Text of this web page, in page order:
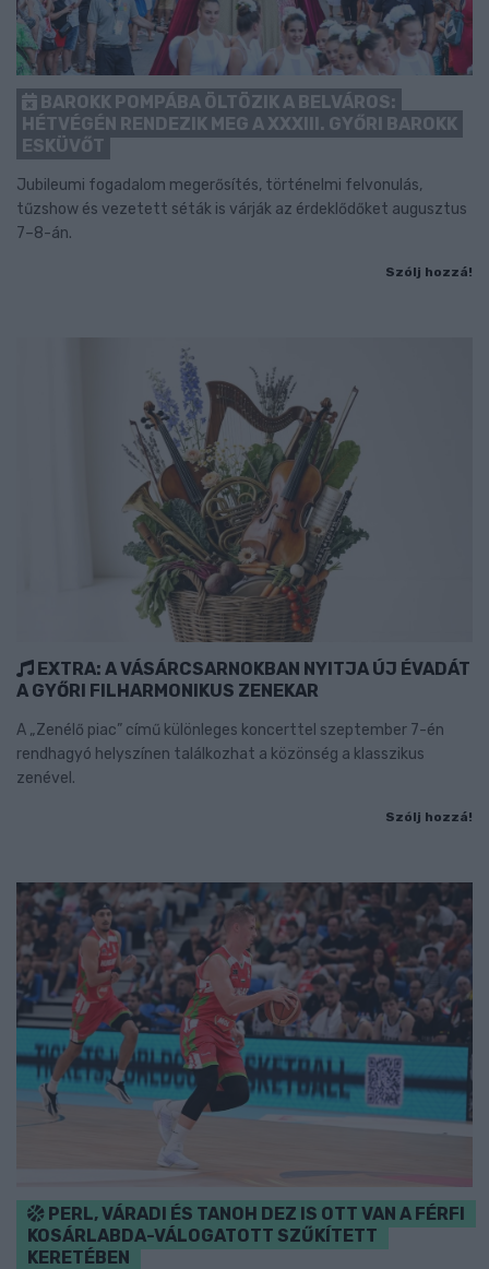
BAROKK POMPÁBA ÖLTÖZIK A BELVÁROS:
HÉTVÉGÉN RENDEZIK MEG A XXXIII. GYŐRI BAROKK
ESKÜVŐT
Jubileumi fogadalom megerősítés, történelmi felvonulás,
tűzshow és vezetett séták is várják az érdeklődőket augusztus
7–8-án.
Szólj hozzá!
EXTRA: A VÁSÁRCSARNOKBAN NYITJA ÚJ ÉVADÁT
A GYŐRI FILHARMONIKUS ZENEKAR
A „Zenélő piac” című különleges koncerttel szeptember 7-én
rendhagyó helyszínen találkozhat a közönség a klasszikus
zenével.
Szólj hozzá!
PERL, VÁRADI ÉS TANOH DEZ IS OTT VAN A FÉRFI
KOSÁRLABDA-VÁLOGATOTT SZŰKÍTETT
KERETÉBEN